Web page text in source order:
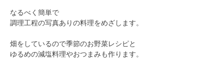
なるべく簡単で
調理工程の写真ありの料理をめざします。
畑をしているので季節のお野菜レシピと
ゆるめの減塩料理やおつまみも作ります。